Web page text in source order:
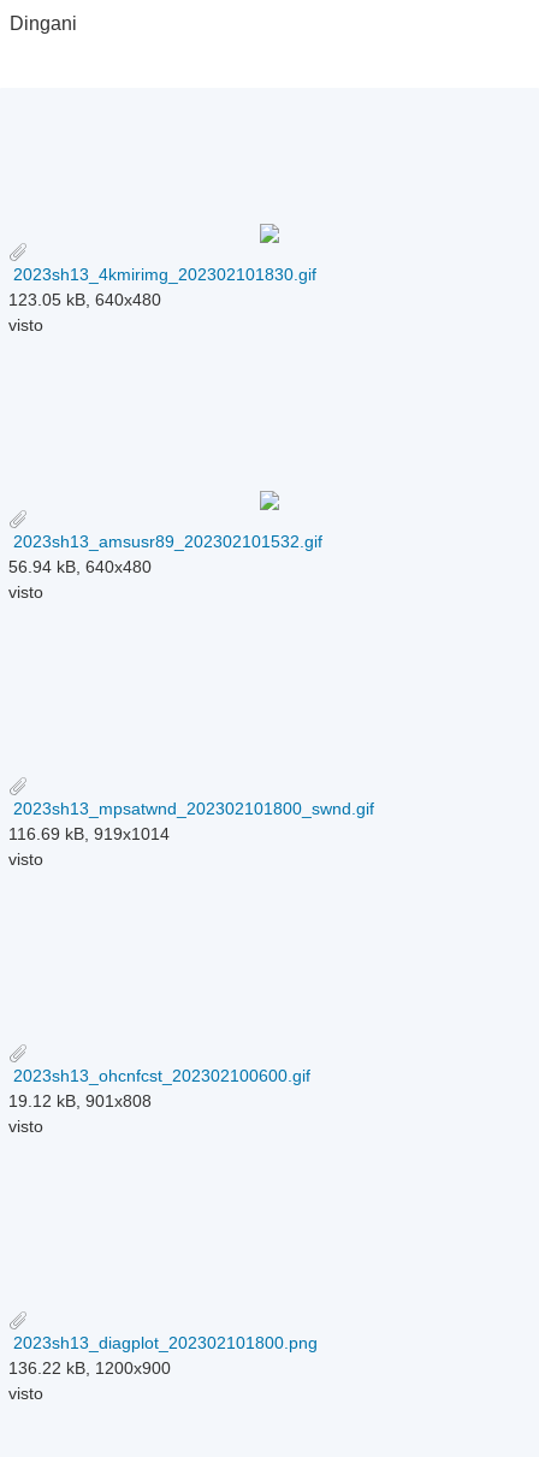
Dingani
2023sh13_4kmirimg_202302101830.gif
123.05 kB, 640x480
visto
2023sh13_amsusr89_202302101532.gif
56.94 kB, 640x480
visto
2023sh13_mpsatwnd_202302101800_swnd.gif
116.69 kB, 919x1014
visto
2023sh13_ohcnfcst_202302100600.gif
19.12 kB, 901x808
visto
2023sh13_diagplot_202302101800.png
136.22 kB, 1200x900
visto